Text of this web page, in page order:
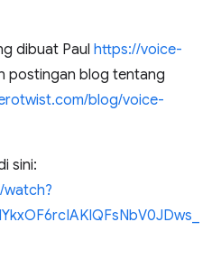
dibuat Paul https://voice-
postingan blog tentang
blog/voice-
sini: